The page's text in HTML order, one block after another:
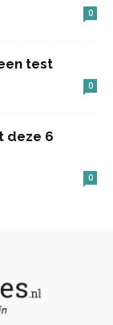
0
test
0
deze 6
0